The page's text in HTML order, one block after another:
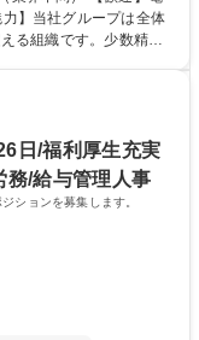
ネットワーク社会の中
提供しています。これ
【大阪/
との取引多数！
る組織です。少数精鋭
のがあったらいいの
プソン販売株式会社、
車
日/福利厚生充実
務/給与管理人事
ションを募集します。